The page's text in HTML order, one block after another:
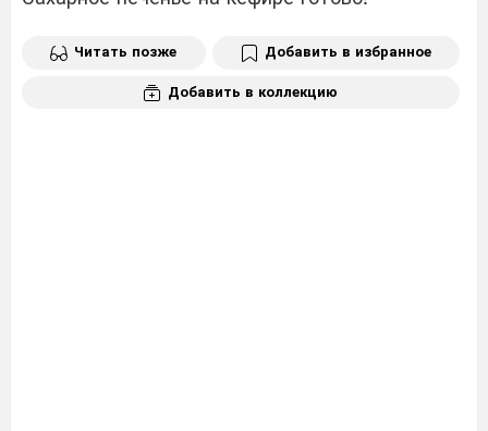
Читать позже Добавить в избранное
Добавить в коллекцию